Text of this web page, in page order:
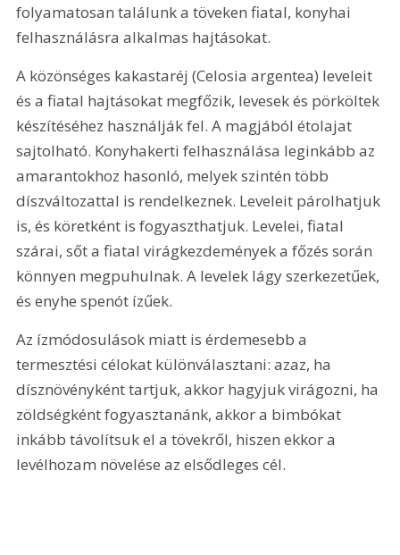
folyamatosan találunk a töveken fiatal, konyhai
felhasználásra alkalmas hajtásokat.
A közönséges kakastaréj (Celosia argentea) leveleit
és a fiatal hajtásokat megfőzik, levesek és pörköltek
készítéséhez használják fel. A magjából étolajat
sajtolható. Konyhakerti felhasználása leginkább az
amarantokhoz hasonló, melyek szintén több
díszváltozattal is rendelkeznek. Leveleit párolhatjuk
is, és köretként is fogyaszthatjuk. Levelei, fiatal
szárai, sőt a fiatal virágkezdemények a főzés során
könnyen megpuhulnak. A levelek lágy szerkezetűek,
és enyhe spenót ízűek.
Az ízmódosulások miatt is érdemesebb a
termesztési célokat különválasztani: azaz, ha
dísznövényként tartjuk, akkor hagyjuk virágozni, ha
zöldségként fogyasztanánk, akkor a bimbókat
inkább távolítsuk el a tövekről, hiszen ekkor a
levélhozam növelése az elsődleges cél.